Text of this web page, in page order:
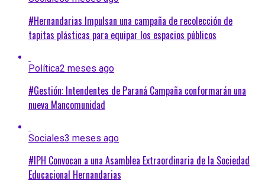
#Hernandarias Impulsan una campaña de recolección de
tapitas plásticas para equipar los espacios públicos
Política2 meses ago
#Gestión: Intendentes de Paraná Campaña conformarán una
nueva Mancomunidad
Sociales3 meses ago
#IPH Convocan a una Asamblea Extraordinaria de la Sociedad
Educacional Hernandarias